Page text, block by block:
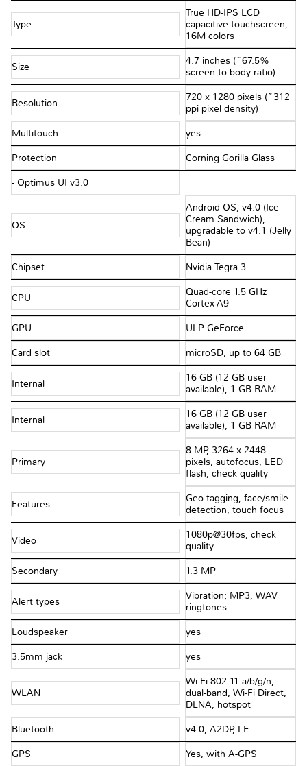
Type
True HD-IPS LCD
capacitive touchscreen,
16M colors
Size
4.7 inches (~67.5%
screen-to-body ratio)
Resolution
720 x 1280 pixels (~312
ppi pixel density)
Multitouch yes
Protection Corning Gorilla Glass
- Optimus UI v3.0
OS
Android OS, v4.0 (Ice
Cream Sandwich),
upgradable to v4.1 (Jelly
Bean)
Chipset Nvidia Tegra 3
CPU
Quad-core 1.5 GHz
Cortex-A9
GPU ULP GeForce
Card slot microSD, up to 64 GB
Internal
16 GB (12 GB user
available), 1 GB RAM
Internal
16 GB (12 GB user
available), 1 GB RAM
Primary
8 MP, 3264 x 2448
pixels, autofocus, LED
flash, check quality
Features
Geo-tagging, face/smile
detection, touch focus
Video
1080p@30fps, check
quality
Secondary 1.3 MP
Alert types
Vibration; MP3, WAV
ringtones
Loudspeaker yes
3.5mm jack yes
WLAN
Wi-Fi 802.11 a/b/g/n,
dual-band, Wi-Fi Direct,
DLNA, hotspot
Bluetooth v4.0, A2DP, LE
GPS Yes, with A-GPS